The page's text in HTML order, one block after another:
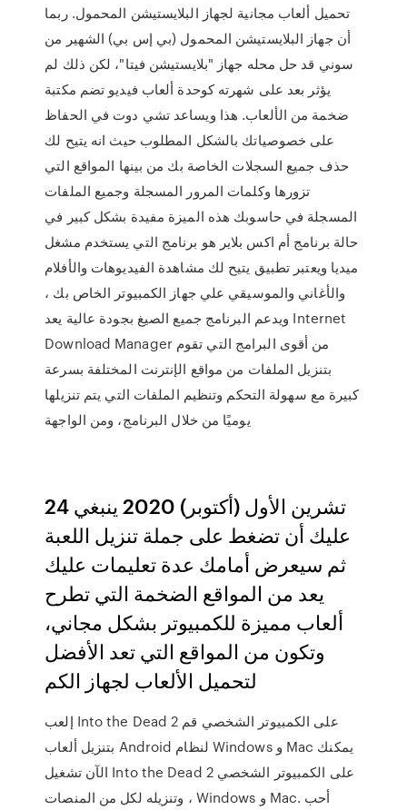
تحميل ألعاب مجانية لجهاز البلايستيشن المحمول. ربما
أن جهاز البلايستيشن المحمول (بي إس بي) الشهير من
سوني قد حل محله جهاز "بلايستيشن فيتا"، لكن ذلك لم
يؤثر بعد على شهرته كوحدة ألعاب فيديو تضم مكتبة
ضخمة من الألعاب. هذا ويساعد تشي دوت في الحفاظ
على خصوصياتك بالشكل المطلوب حيث انه يتيح لك
حذف جميع السجلات الخاصة بك من بينها المواقع التي
تزورها وكلمات المرور المسجلة وجميع الملفات
المسجلة في حاسوبك هذه الميزة مفيدة بشكل كبير في
حالة برنامج أم اكس بلاير هو برنامج التي يستخدم مشغل
ميديا ويعتبر تطبيق يتيح لك مشاهدة الفيديوهات والأفلام
والأغاني والموسيقي علي جهاز الكمبيوتر الخاص بك ،
ويدعم البرنامج جميع الصيغ بجودة عالية يعد Internet
Download Manager من أقوى البرامج التي تقوم
بتنزيل الملفات من مواقع الإنترنت المختلفة بسرعة
كبيرة مع سهولة التحكم وتنظيم الملفات التي يتم تنزيلها
يوميًا من خلال البرنامج، ومن الواجهة
24 تشرين الأول (أكتوبر) 2020 ينبغي
عليك أن تضغط على جملة تنزيل اللعبة
ثم سيعرض أمامك عدة تعليمات عليك
يعد من المواقع الضخمة التي تطرح
ألعاب مميزة للكمبيوتر بشكل مجاني،
وتكون من المواقع التي تعد الأفضل
لتحميل الألعاب لجهاز الكم
إلعب Into the Dead 2 على الكمبيوتر الشخصي قم
بتنزيل ألعاب Android لنظام Windows و Mac يمكنك
الآن تشغيل Into the Dead 2 على الكمبيوتر الشخصي
وتنزيله لكل من المنصات ، Windows و Mac. أحب